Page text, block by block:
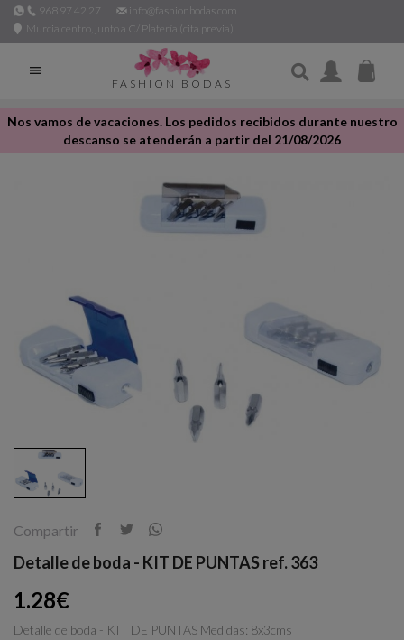
968 97 42 27
info@fashionbodas.com
Murcia centro, junto a C/ Platería (cita previa)

FASHION BODAS
Nos vamos de vacaciones. Los pedidos recibidos durante nuestro
descanso se atenderán a partir del 21/08/2026
Compartir
Detalle de boda - KIT DE PUNTAS ref. 363
1.28€
Detalle de boda - KIT DE PUNTAS Medidas: 8x3cms